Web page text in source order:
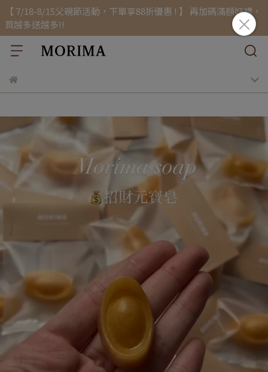
【 7/18-8/15父親節活動，下單享88折優惠 ! 】 再加碼滿額好禮，
買越多送越多!!